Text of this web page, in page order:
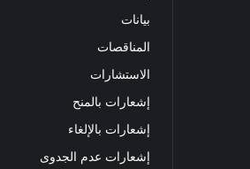
بيانات
المناقصات
الاستشارات
إشعارات بالمنح
إشعارات بالإلغاء
إشعارات عدم الجدوى